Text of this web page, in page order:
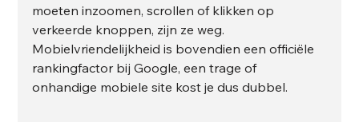
moeten inzoomen, scrollen of klikken op
verkeerde knoppen, zijn ze weg.
Mobielvriendelijkheid is bovendien een officiële
rankingfactor bij Google, een trage of
onhandige mobiele site kost je dus dubbel.